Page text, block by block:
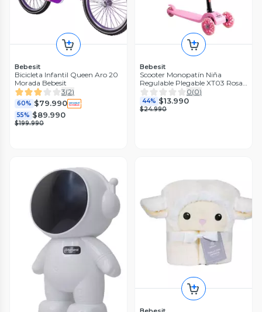
Bebesit
Bicicleta Infantil Queen Aro 20
Morada Bebesit
3(2)
60% $79.990
55% $89.990
$199.990
Bebesit
Scooter Monopatín Niña
Regulable Plegable XT03 Rosa
Bebesit
0(0)
44% $13.990
$24.990